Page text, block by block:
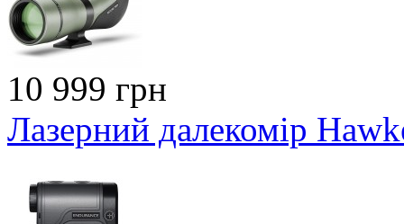
10 999 грн
Лазерний далекомір